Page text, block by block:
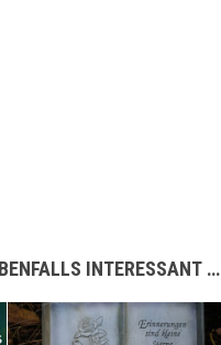
INTERESSANT …